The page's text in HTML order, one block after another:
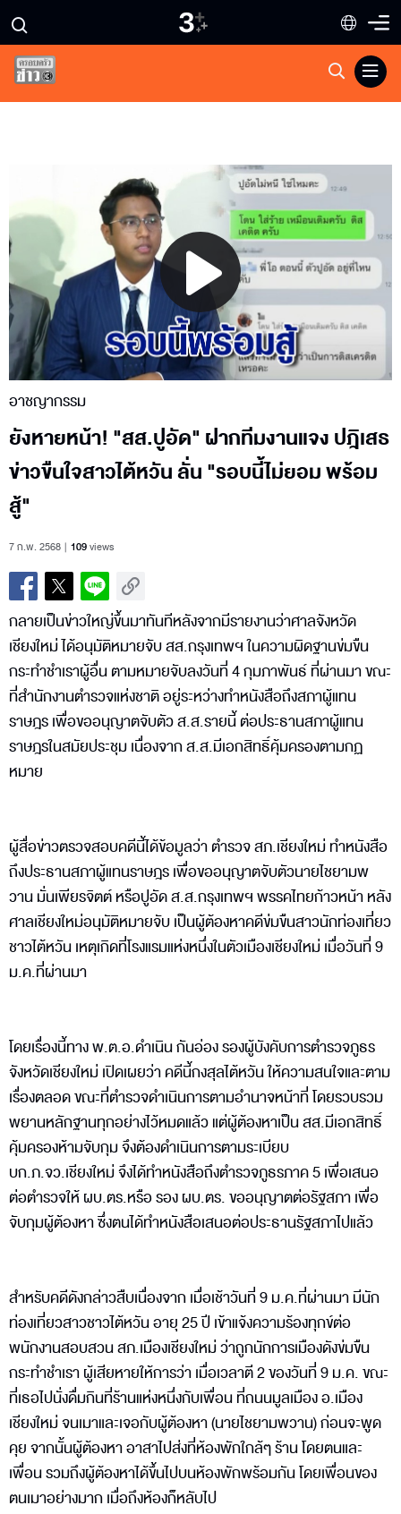
Play
Video
อาชญากรรม
ยังหายหน้า! "สส.ปูอัด" ฝากทีมงานแจง ปฎิเสธ
ข่าวขืนใจสาวไต้หวัน ลั่น "รอบนี้ไม่ยอม พร้อม
สู้"
7 ก.พ. 2568 109views
กลายเป็นข่าวใหญ่ขึ้นมาทันทีหลังจากมีรายงานว่าศาลจังหวัด
เชียงใหม่ ได้อนุมัติหมายจับ สส.กรุงเทพฯ ในความผิดฐานข่มขืน
กระทำชำเราผู้อื่น ตามหมายจับลงวันที่ 4 กุมภาพันธ์ ที่ผ่านมา ขณะ
ที่สำนักงานตำรวจแห่งชาติ อยู่ระหว่างทำหนังสือถึงสภาผู้แทน
ราษฎร เพื่อขออนุญาตจับตัว ส.ส.รายนี้ ต่อประธานสภาผู้แทน
ราษฎรในสมัยประชุม เนื่องจาก ส.ส.มีเอกสิทธิ์คุ้มครองตามกฏ
หมาย
ผู้สื่อข่าวตรวจสอบคดีนี้ได้ข้อมูลว่า ตำรวจ สภ.เชียงใหม่ ทำหนังสือ
ถึงประธานสภาผู้แทนราษฎร เพื่อขออนุญาตจับตัวนายไชยามพ
วาน มั่นเพียรจิตต์ หรือปูอัด ส.ส.กรุงเทพฯ พรรคไทยก้าวหน้า หลัง
ศาลเชียงใหม่อนุมัติหมายจับ เป็นผู้ต้องหาคดีข่มขืนสาวนักท่องเที่ยว
ชาวไต้หวัน เหตุเกิดที่โรงแรมแห่งหนึ่งในตัวเมืองเชียงใหม่ เมื่อวันที่ 9
ม.ค.ที่ผ่านมา
โดยเรื่องนี้ทาง พ.ต.อ.ดำเนิน กันอ่อง รองผู้บังคับการตำรวจภูธร
จังหวัดเชียงใหม่ เปิดเผยว่า คดีนี้กงสุลไต้หวัน ให้ความสนใจและตาม
เรื่องตลอด ขณะที่ตำรวจดำเนินการตามอำนาจหน้าที่ โดยรวบรวม
พยานหลักฐานทุกอย่างไว้หมดแล้ว แต่ผู้ต้องหาเป็น สส.มีเอกสิทธิ์
คุ้มครองห้ามจับกุม จึงต้องดำเนินการตามระเบียบ
บก.ภ.จว.เชียงใหม่ จึงได้ทำหนังสือถึงตำรวจภูธรภาค 5 เพื่อเสนอ
ต่อตำรวจให้ ผบ.ตร.หรือ รอง ผบ.ตร. ขออนุญาตต่อรัฐสภา เพื่อ
จับกุมผู้ต้องหา ซึ่งตนได้ทำหนังสือเสนอต่อประธานรัฐสภาไปแล้ว
สำหรับคดีดังกล่าวสืบเนื่องจาก เมื่อเช้าวันที่ 9 ม.ค.ที่ผ่านมา มีนัก
ท่องเที่ยวสาวชาวไต้หวัน อายุ 25 ปี เข้าแจ้งความร้องทุกข์ต่อ
พนักงานสอบสวน สภ.เมืองเชียงใหม่ ว่าถูกนักการเมืองดังข่มขืน
กระทำชำเรา ผู้เสียหายให้การว่า เมื่อเวลาตี 2 ของวันที่ 9 ม.ค. ขณะ
ที่เธอไปนั่งดื่มกินที่ร้านแห่งหนึ่งกับเพื่อน ที่ถนนมูลเมือง อ.เมือง
เชียงใหม่ จนเมาและเจอกับผู้ต้องหา (นายไชยามพวาน) ก่อนจะพูด
คุย จากนั้นผู้ต้องหา อาสาไปส่งที่ห้องพักใกล้ๆ ร้าน โดยตนและ
เพื่อน รวมถึงผู้ต้องหาได้ขึ้นไปบนห้องพักพร้อมกัน โดยเพื่อนของ
ตนเมาอย่างมาก เมื่อถึงห้องก็หลับไป